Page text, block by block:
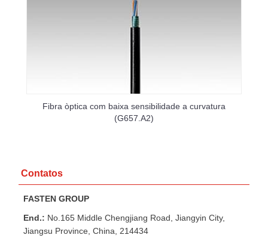
Fibra òptica com baixa sensibilidade a curvatura
(G657.A2)
Contatos
FASTEN GROUP
End.: No.165 Middle Chengjiang Road, Jiangyin City,
Jiangsu Province, China, 214434